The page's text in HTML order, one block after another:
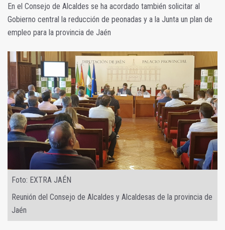
En el Consejo de Alcaldes se ha acordado también solicitar al
Gobierno central la reducción de peonadas y a la Junta un plan de
empleo para la provincia de Jaén
Foto: EXTRA JAÉN
Reunión del Consejo de Alcaldes y Alcaldesas de la provincia de
Jaén